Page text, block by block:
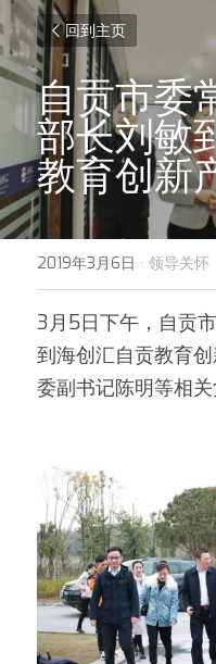
回到主页
自贡市委
部长刘敏
教育创新
2019年3月6日 · 领导关怀
3月5日下午，自贡
到海创汇自贡教育
委副书记陈明等相关